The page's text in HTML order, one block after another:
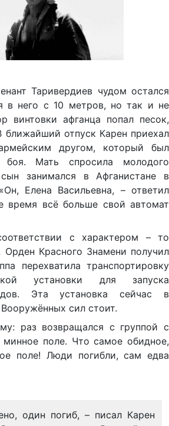
Таривердиев чудом остался
в него с 10 метров, но так и не
винтовки афганца попал песок,
ближайший отпуск Карен приехал
другом, который был
боя. Мать спросила молодого
занимался в Афганистане в
Елена Васильевна, – ответил
время всё больше свой автомат
с характером – то
Орден Красного Знамени получил
перехватила транспортировку
установки для запуска
Эта установка сейчас в
сил стоит.
раз возвращался с группой с
минное поле. Что самое обидное,
поле! Люди погибли, сам едва
один погиб, – писал Карен